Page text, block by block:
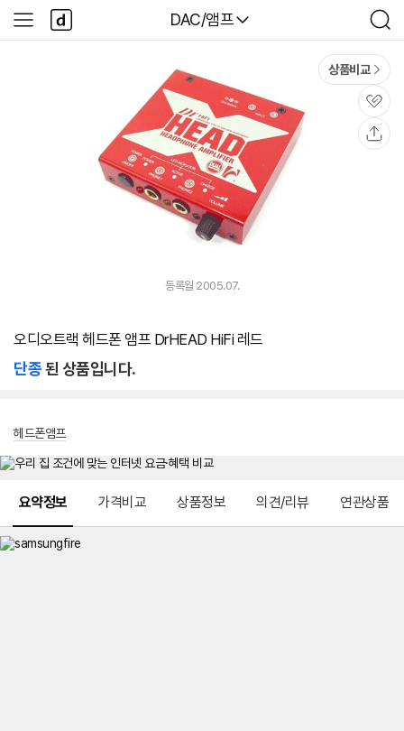
다나와
DAC/앰프
검
색
사
이
다
나
와
상품비교
관
심
등록월 2005.07.
오디오트랙 헤드폰 앰프 DrHEAD HiFi 레드
단종된 상품입니다.
헤드폰앰프
요약정보 가격비교 상품정보 의견/리뷰 연관상품